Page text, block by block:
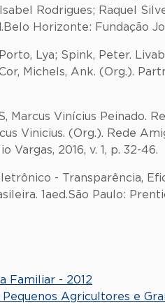
Rodrigues; Raquel
Horizonte: Fundação
Lya; Spink, Peter.
Michels, Ank. (Org.).
Marcus Vinícius
Vinicius. (Org.). Rede
Vargas, 2016, v. 1, p. 32-46.
- Transparência,
1aed.São Paulo:
Familiar - 2012
Agricultores e